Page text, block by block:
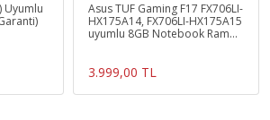
Uyumlu
Asus TUF Gaming F17 FX706LI-
HX175A14, FX706LI-HX175A15
uyumlu 8GB Notebook Ram
3.999,00 TL